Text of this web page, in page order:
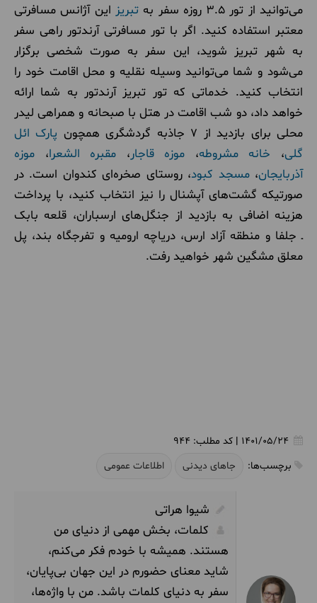
می‌توانید از تور 3.5 روزه سفر به
تبریز این آژانس مسافرتی
معتبر استفاده کنید. اگر با تور مسافرتی آرندتور راهی سفر
به شهر تبریز شوید، این سفر به صورت شخصی برگزار
می‌شود و شما می‌توانید وسیله نقلیه و محل اقامت خود را
انتخاب کنید. خدماتی که تور تبریز آرندتور به شما ارائه
خواهد داد، دو شب اقامت در هتل با صبحانه و همراهی لیدر
محلی برای بازدید از 7 جاذبه گردشگری همچون
پارک ائل
گلی، خانه مشروطه، موزه قاجار، مقبره الشعرا، موزه
آذربایجان،مسجد کبود، روستای صخره‌ای کندوان است. در
صورتیکه گشت‌های آپشنال را نیز انتخاب کنید، با پرداخت
هزینه اضافی به بازدید از جنگل‌های ارسباران، قلعه بابک
ـ جلفا و منطقه آزاد ارس، دریاچه ارومیه و تفرجگاه بند، پل
معلق مشگین شهر خواهید رفت.
1401/05/24
| کد مطلب: 944
برچسب‌ها:
جاهای دیدنی اطلاعات عمومی
شیوا هراتی
کلمات، بخش مهمی از دنیای من
هستند. همیشه با خودم فکر می‌کنم،
شاید معنای حضورم در این جهان بی‌پایان،
سفر به دنیای کلمات باشد. من با واژه‌ها،